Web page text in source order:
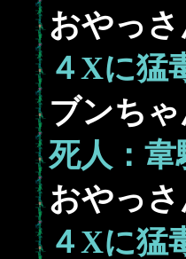
おやっ
４Xに猛
ブンち
死人：
おやっ
４Xに猛